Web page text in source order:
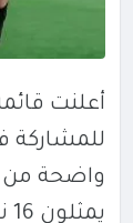
أعلنت